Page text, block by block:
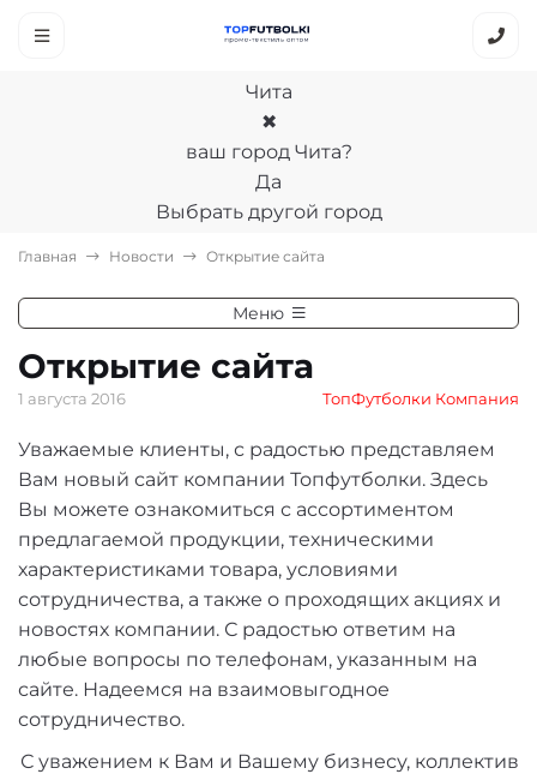
Чита
✖
ваш город Чита?
Да
Выбрать другой город
Главная Новости Открытие сайта
Меню
Открытие сайта
1 августа 2016 ТопФутболки Компания
Уважаемые клиенты, с радостью представляем
Вам новый сайт компании Топфутболки. Здесь
Вы можете ознакомиться с ассортиментом
предлагаемой продукции, техническими
характеристиками товара, условиями
сотрудничества, а также о проходящих акциях и
новостях компании. С радостью ответим на
любые вопросы по телефонам, указанным на
сайте. Надеемся на взаимовыгодное
сотрудничество.
С уважением к Вам и Вашему бизнесу, коллектив